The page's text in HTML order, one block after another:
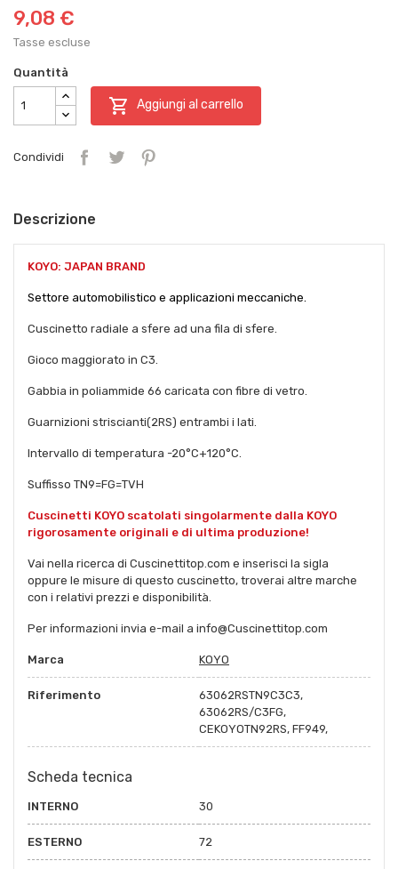
9,08 €
Tasse escluse
Quantità
 Aggiungi al carrello
Condividi
Descrizione
KOYO: JAPAN BRAND
Settore automobilistico e applicazioni meccaniche.
Cuscinetto radiale a sfere ad una fila di sfere.
Gioco maggiorato in C3.
Gabbia in poliammide 66 caricata con fibre di vetro.
Guarnizioni striscianti(2RS) entrambi i lati.
Intervallo di temperatura -20°C+120°C.
Suffisso TN9=FG=TVH
Cuscinetti KOYO scatolati singolarmente dalla KOYO
rigorosamente originali e di ultima produzione!
Vai nella ricerca di Cuscinettitop.com e inserisci la sigla
oppure le misure di questo cuscinetto, troverai altre marche
con i relativi prezzi e disponibilità.
Per informazioni invia e-mail a info@Cuscinettitop.com
Marca KOYO
Riferimento
63062RSTN9C3C3,
63062RS/C3FG,
CEKOYOTN92RS, FF949,
Scheda tecnica
INTERNO 30
ESTERNO 72